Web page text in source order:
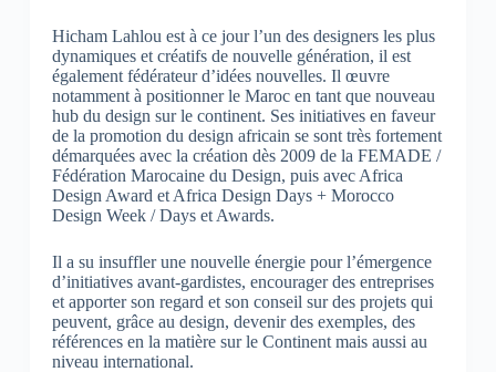
Hicham Lahlou est à ce jour l’un des designers les plus
dynamiques et créatifs de nouvelle génération, il est
également fédérateur d’idées nouvelles. Il œuvre
notamment à positionner le Maroc en tant que nouveau
hub du design sur le continent. Ses initiatives en faveur
de la promotion du design africain se sont très fortement
démarquées avec la création dès 2009 de la FEMADE /
Fédération Marocaine du Design, puis avec Africa
Design Award et Africa Design Days + Morocco
Design Week / Days et Awards.
Il a su insuffler une nouvelle énergie pour l’émergence
d’initiatives avant-gardistes, encourager des entreprises
et apporter son regard et son conseil sur des projets qui
peuvent, grâce au design, devenir des exemples, des
références en la matière sur le Continent mais aussi au
niveau international.